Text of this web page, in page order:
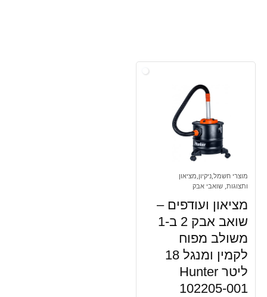
מוצרי חשמל,ניקיון,מציאון
ותצוגות, שואבי אבק
מציאון ועודפים –
שואב אבק 2 ב-1
משולב מפוח
לקמין ומנגל 18
ליטר Hunter
102205-001